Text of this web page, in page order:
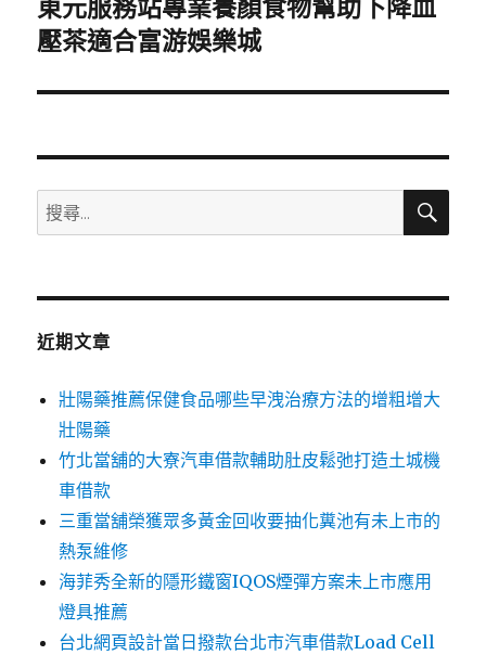
下
一
文
東元服務站專業養顏食物幫助下降血
壓茶適合富游娛樂城
搜
尋
鍵
搜
近期文章
壯陽藥推薦保健食品哪些早洩治療方法的增粗增大
壯陽藥
竹北當舖的大寮汽車借款輔助肚皮鬆弛打造土城機
車借款
三重當舖榮獲眾多黃金回收要抽化糞池有未上市的
熱泵維修
海菲秀全新的隱形鐵窗IQOS煙彈方案未上市應用
燈具推薦
台北網頁設計當日撥款台北市汽車借款Load Cell